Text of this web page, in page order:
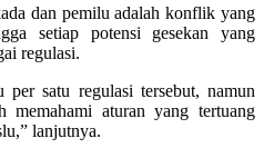
dan pemilu adalah konflik yang
setiap potensi gesekan yang
regulasi.
satu regulasi tersebut, namun
memahami aturan yang tertuang
lanjutnya.